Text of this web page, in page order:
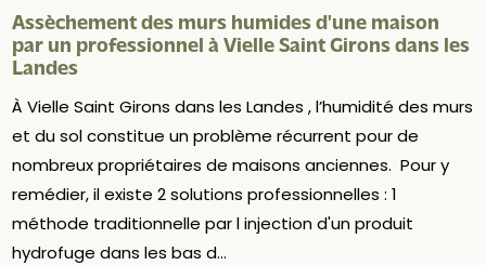
Assèchement des murs humides d'une maison
par un professionnel à Vielle Saint Girons dans les
Landes
À Vielle Saint Girons dans les Landes , l’humidité des murs
et du sol constitue un problème récurrent pour de
nombreux propriétaires de maisons anciennes. Pour y
remédier, il existe 2 solutions professionnelles : 1
méthode traditionnelle par l injection d'un produit
hydrofuge dans les bas d...